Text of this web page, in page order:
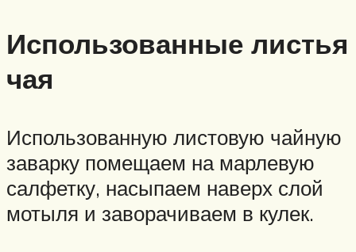
Использованные листья
чая
Использованную листовую чайную
заварку помещаем на марлевую
салфетку, насыпаем наверх слой
мотыля и заворачиваем в кулек.